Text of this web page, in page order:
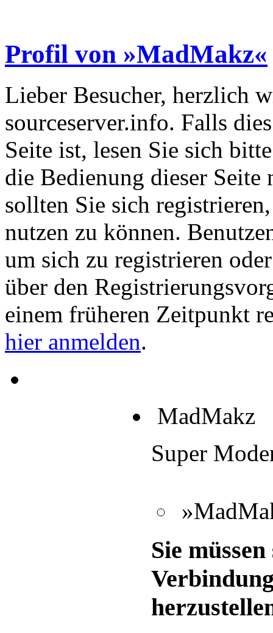
Profil von »MadMakz«
Lieber Besucher, herzlich
sourceserver.info. Falls
Seite ist, lesen Sie sich
die Bedienung dieser Seite
sollten Sie sich
nutzen zu können.
um sich zu registrieren
über den
einem früheren Zeitpunkt
hier anmelden.
MadMakz
Super
Sie